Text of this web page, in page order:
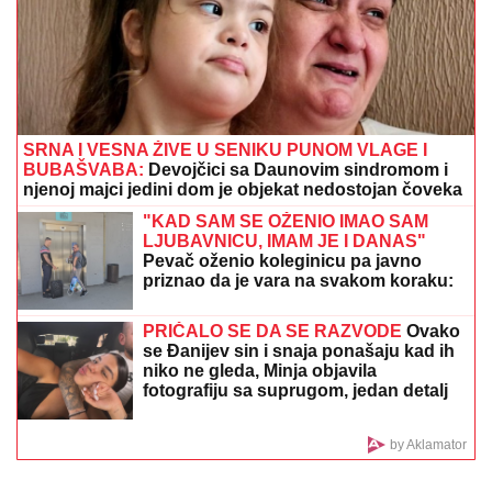
DOLIJAO:Uhapšen mladić koji je
danas brutalno ubio muškarca u
Petrovcu na Mlavi
Taj dan sam sahranio dedu i dao koš za pobedu!
Emotivna ispovest ljubimca navijača Partizana
sto Željka Mitrovića: Njen uslov za
ulazak u rijaliti Elita 10 je veća zarada